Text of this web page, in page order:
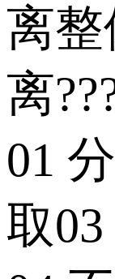
离
离
01
取